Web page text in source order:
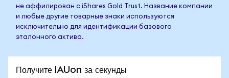
не аффилирован с iShares Gold Trust. Название компании
и любые другие товарные знаки используются
исключительно для идентификации базового
эталонного актива.
Получите IAUon за секунды